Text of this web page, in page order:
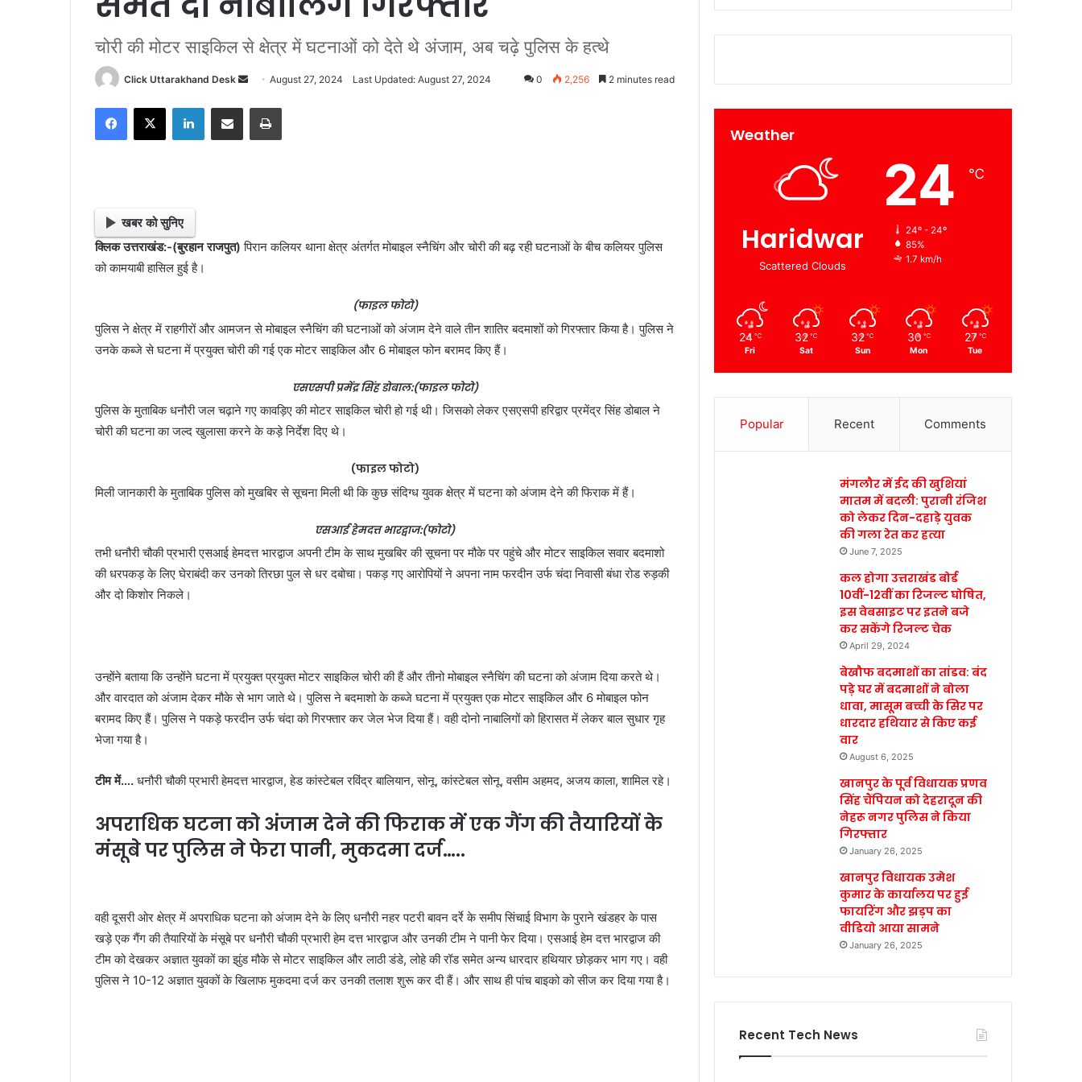
चोरी की मोटर साइकिल से क्षेत्र में घटनाओं को देते थे अंजाम, अब चढ़े पुलिस के हत्थे
Click Uttarakhand Desk
d
i
August 27, 2024 Last Updated: August 27, 2024 0 2,256 2 minutes read
खबर को सुनिए
क्लिक उत्तराखंड:-(बुरहान राजपुत) पिरान कलियर थाना क्षेत्र अंतर्गत मोबाइल स्नैचिंग और चोरी की बढ़ रही घटनाओं के बीच कलियर पुलिस
को कामयाबी हासिल हुई है।
(फाइल फोटो)
पुलिस ने क्षेत्र में राहगीरों और आमजन से मोबाइल स्नैचिंग की घटनाओं को अंजाम देने वाले तीन शातिर बदमाशों को गिरफ्तार किया है। पुलिस ने
उनके कब्जे से घटना में प्रयुक्त चोरी की गई एक मोटर साइकिल और 6 मोबाइल फोन बरामद किए हैं।
एसएसपी प्रमेंद्र सिंह डोबाल:(फाइल फोटो)
पुलिस के मुताबिक धनौरी जल चढ़ाने गए कावड़िए की मोटर साइकिल चोरी हो गई थी। जिसको लेकर एसएसपी हरिद्वार प्रमेंद्र सिंह डोबाल ने
चोरी की घटना का जल्द खुलासा करने के कड़े निर्देश दिए थे।
(फाइल फोटो)
मिली जानकारी के मुताबिक पुलिस को मुखबिर से सूचना मिली थी कि कुछ संदिग्ध युवक क्षेत्र में घटना को अंजाम देने की फिराक में हैं।
एसआई हेमदत्त भारद्वाज:(फोटो)
तभी धनौरी चौकी प्रभारी एसआई हेमदत्त भारद्वाज अपनी टीम के साथ मुखबिर की सूचना पर मौके पर पहुंचे और मोटर साइकिल सवार बदमाशो
की धरपकड़ के लिए घेराबंदी कर उनको तिरछा पुल से धर दबोचा। पकड़ गए आरोपियों ने अपना नाम फरदीन उर्फ चंदा निवासी बंधा रोड रुड़की
और दो किशोर निकले।
उन्होंने बताया कि उन्होंने घटना में प्रयुक्त प्रयुक्त मोटर साइकिल चोरी की हैं और तीनो मोबाइल स्नैचिंग की घटना को अंजाम दिया करते थे।
और वारदात को अंजाम देकर मौके से भाग जाते थे। पुलिस ने बदमाशो के कब्जे घटना में प्रयुक्त एक मोटर साइकिल और 6 मोबाइल फोन
बरामद किए हैं। पुलिस ने पकड़े फरदीन उर्फ चंदा को गिरफ्तार कर जेल भेज दिया हैं। वही दोनो नाबालिगों को हिरासत में लेकर बाल सुधार गृह
भेजा गया है।
टीम में…. धनौरी चौकी प्रभारी हेमदत्त भारद्वाज, हेड कांस्टेबल रविंद्र बालियान, सोनू, कांस्टेबल सोनू, वसीम अहमद, अजय काला, शामिल रहे।
अपराधिक घटना को अंजाम देने की फिराक में एक गैंग की तैयारियों के
मंसूबे पर पुलिस ने फेरा पानी, मुकदमा दर्ज…..
वही दूसरी ओर क्षेत्र में अपराधिक घटना को अंजाम देने के लिए धनौरी नहर पटरी बावन दर्रे के समीप सिंचाई विभाग के पुराने खंडहर के पास
खड़े एक गैंग की तैयारियों के मंसूबे पर धनौरी चौकी प्रभारी हेम दत्त भारद्वाज और उनकी टीम ने पानी फेर दिया। एसआई हेम दत्त भारद्वाज की
टीम को देखकर अज्ञात युवकों का झुंड मौके से मोटर साइकिल और लाठी डंडे, लोहे की रॉड समेत अन्य धारदार हथियार छोड़कर भाग गए। वही
पुलिस ने 10-12 अज्ञात युवकों के खिलाफ मुकदमा दर्ज कर उनकी तलाश शुरू कर दी हैं। और साथ ही पांच बाइको को सीज कर दिया गया है।
Weather
Haridwar
Scattered Clouds
24 ℃
24º - 24º
85%
1.7 km/h
24 ℃
Fri
32 ℃
Sat
32 ℃
Sun
30 ℃
Mon
27 ℃
Tue
Popular Recent Comments
मंगलौर में ईद की खुशियां
मातम में बदली: पुरानी रंजिश
को लेकर दिन-दहाड़े युवक
की गला रेत कर हत्या
June 7, 2025
कल होगा उत्तराखंड बोर्ड
10वीं-12वीं का रिजल्ट घोषित,
इस वेबसाइट पर इतने बजे
कर सकेंगे रिजल्ट चेक
April 29, 2024
बेखौफ बदमाशों का तांडव: बंद
पड़े घर में बदमाशों ने बोला
धावा, मासूम बच्ची के सिर पर
धारदार हथियार से किए कई
वार
August 6, 2025
खानपुर के पूर्व विधायक प्रणव
सिंह चैंपियन को देहरादून की
नेहरू नगर पुलिस ने किया
गिरफ्तार
January 26, 2025
खानपुर विधायक उमेश
कुमार के कार्यालय पर हुई
फायरिंग और झड़प का
वीडियो आया सामने
January 26, 2025
Recent Tech News